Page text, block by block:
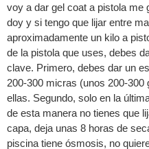
voy a dar gel coat a pistola
doy y si tengo que lijar entre
aproximadamente un kilo a
de la pistola que uses, debes
clave. Primero, debes dar un
200-300 micras (unos 200-
ellas. Segundo, solo en la
de esta manera no tienes que
capa, deja unas 8 horas de
piscina tiene ósmosis, no